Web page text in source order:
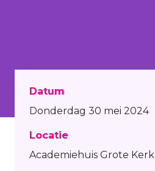
Datum
Donderdag 30 mei 2024
Locatie
Academiehuis Grote Kerk